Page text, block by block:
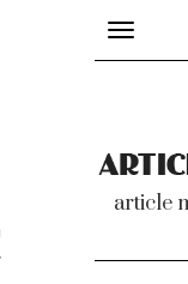
Toggle
article